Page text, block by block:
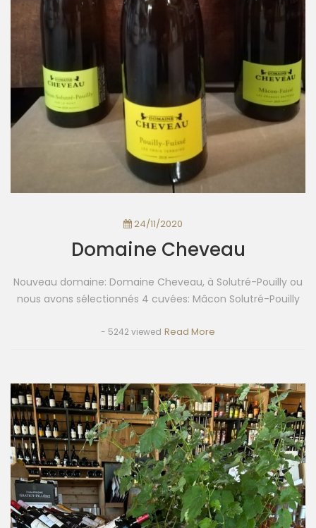
24/11/2020
Domaine Cheveau
Nouveau domaine: Domaine Cheveau, à Solutré-Pouilly ou
nous avons sélectionnés 4 cuvées: Mâcon Solutré-Pouilly
- 5242 viewed Read More